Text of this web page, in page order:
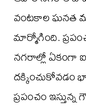
వంటకాల ఘనత
మార్మోగింది.
నగరాల్లో ఏకంగా
ప్రపంచం